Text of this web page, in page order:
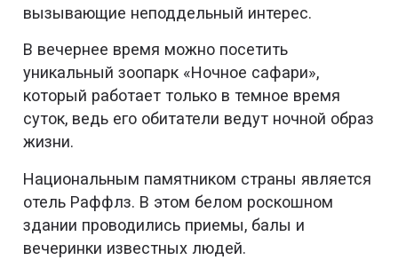
вызывающие неподдельный интерес.
В вечернее время можно посетить
уникальный зоопарк «Ночное сафари»,
который работает только в темное время
суток, ведь его обитатели ведут ночной образ
жизни.
Национальным памятником страны является
отель Раффлз. В этом белом роскошном
здании проводились приемы, балы и
вечеринки известных людей.